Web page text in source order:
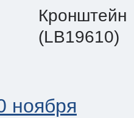
Кронштейн
(LB19610)
ноября